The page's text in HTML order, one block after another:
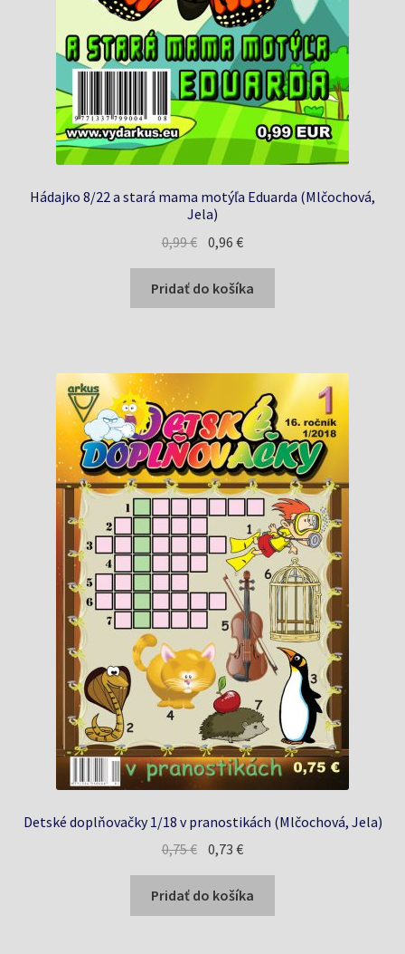
Hádajko 8/22 a stará mama motýľa Eduarda (Mlčochová,
Jela)
0,99€ Pôvodná
bola:
0,99 €.
0,96€Aktuálna
je:
0,96 €.
Pridať do košíka
Detské doplňovačky 1/18 v pranostikách (Mlčochová, Jela)
0,75€ Pôvodná
cena
bola:
0,75 €.
0,73€Aktuálna
cena
je:
0,73 €.
Pridať do košíka